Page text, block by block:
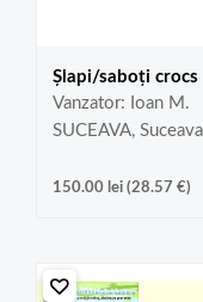
Șlapi/saboți
Vanzator: Ioan M.
SUCEAVA, Suceava
150.00 lei(28.57 €)